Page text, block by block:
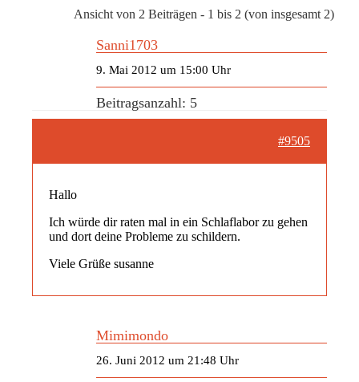
Ansicht von 2 Beiträgen - 1 bis 2 (von insgesamt 2)
Sanni1703
9. Mai 2012 um 15:00 Uhr
Beitragsanzahl: 5
#9505
Hallo
Ich würde dir raten mal in ein Schlaflabor zu gehen
und dort deine Probleme zu schildern.
Viele Grüße susanne
Mimimondo
26. Juni 2012 um 21:48 Uhr